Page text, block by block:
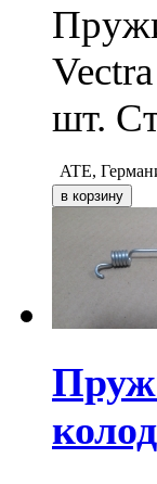
шт.
ATE,